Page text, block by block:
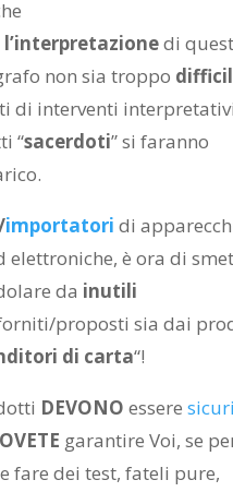
l’interpretazionedi
non sia troppo
di interventi
“sacerdoti” si faranno
importatori di
elettroniche, è ora di
da inutili
proposti sia dai
di carta“!
DEVONO essere sicuri
garantire Voi, se
fare dei test, fateli pure,